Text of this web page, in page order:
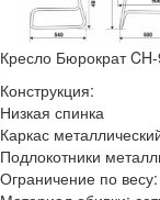
Кресло Бюрократ
Конструкция:
Низкая спинка
Каркас
Подлокотники
Ограничение по весу: